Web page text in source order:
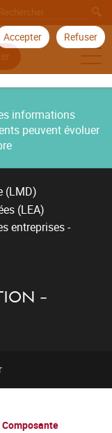
Accepter Refuser
informations
peuvent évoluer
(LMD)
(LEA)
entreprises -
-
Composante